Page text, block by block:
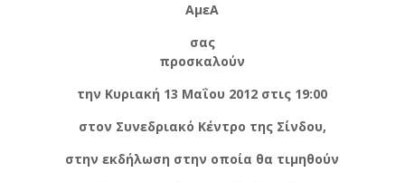
ΑμεΑ
σας
προσκαλούν
την Κυριακή 13 Μαΐου 2012 στις 19:00
στον Συνεδριακό Κέντρο της Σίνδου,
στην εκδήλωση στην οποία θα τιμηθούν